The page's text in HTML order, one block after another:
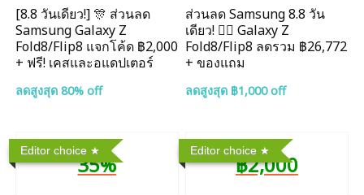
[8.8 วันเดียว!] 🎊 ส่วนลด
Samsung Galaxy Z
Fold8/Flip8 แจกโค้ด ฿2,000
+ ฟรี! เคสและอแดปเตอร์
ลดสูงสุด 80% off
ส่วนลด Samsung 8.8 วัน
เดียว! ❤️‍🔥 Galaxy Z
Fold8/Flip8 ลดรวม ฿26,772
+ ของแถม
ลดสูงสุด ฿1,000 off
Editor choice
35%
Editor choice
฿2,000